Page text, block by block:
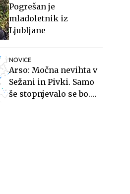
Pogrešan je
mladoletnik iz
Ljubljane
NOVICE
Arso: Močna nevihta v
Sežani in Pivki. Samo
še stopnjevalo se bo.